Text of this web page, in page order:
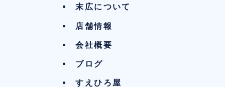
末広について
店舗情報
会社概要
ブログ
すえひろ屋